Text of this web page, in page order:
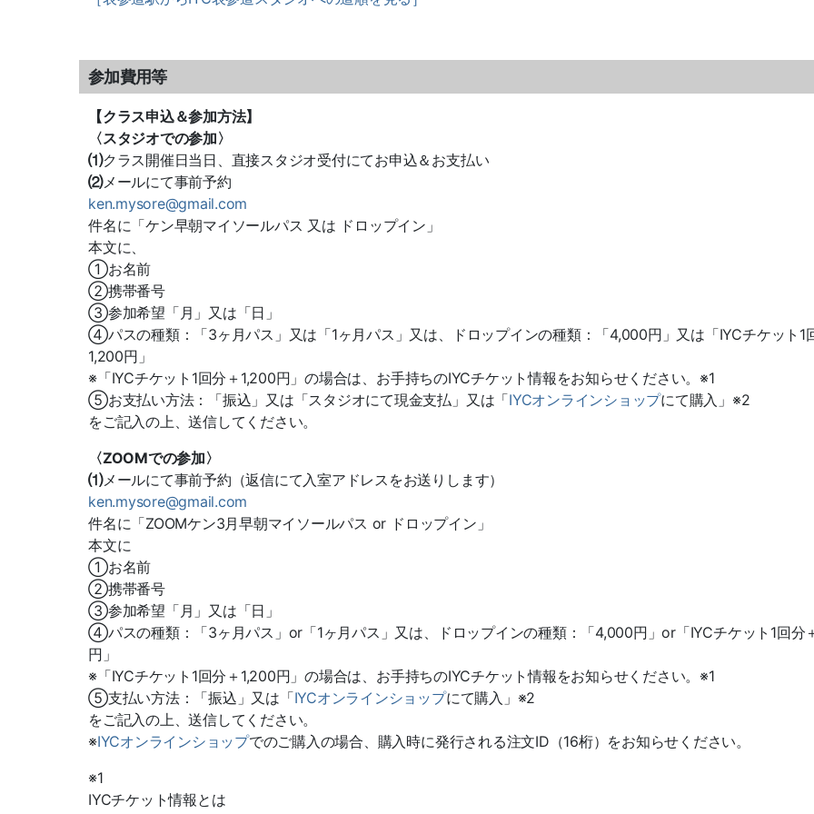
参加費用等
【クラス申込＆参加方法】
〈スタジオでの参加〉
⑴クラス開催日当日、直接スタジオ受付にてお申込＆お支払い
⑵メールにて事前予約
ken.mysore@gmail.com
件名に「ケン早朝マイソールパス 又は ドロップイン」
本文に、
①お名前
②携帯番号
③参加希望「月」又は「日」
④パスの種類：「3ヶ月パス」又は「1ヶ月パス」又は、ドロップインの種類：「4,000円」又は「IYCチケット1
1,200円」
※「IYCチケット1回分＋1,200円」の場合は、お手持ちのIYCチケット情報をお知らせください。※1
⑤お支払い方法：「振込」又は「スタジオにて現金支払」又は「IYCオンラインショップにて購入」※2
をご記入の上、送信してください。
〈ZOOMでの参加〉
⑴メールにて事前予約（返信にて入室アドレスをお送りします）
ken.mysore@gmail.com
件名に「ZOOMケン3月早朝マイソールパス or ドロップイン」
本文に
①お名前
②携帯番号
③参加希望「月」又は「日」
④パスの種類：「3ヶ月パス」or「1ヶ月パス」又は、ドロップインの種類：「4,000円」or「IYCチケット1回分
円」
※「IYCチケット1回分＋1,200円」の場合は、お手持ちのIYCチケット情報をお知らせください。※1
⑤支払い方法：「振込」又は「IYCオンラインショップにて購入」※2
をご記入の上、送信してください。
※IYCオンラインショップでのご購入の場合、購入時に発行される注文ID（16桁）をお知らせください。
※1
IYCチケット情報とは